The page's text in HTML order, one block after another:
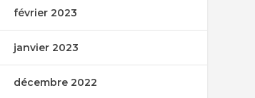
février 2023
janvier 2023
décembre 2022